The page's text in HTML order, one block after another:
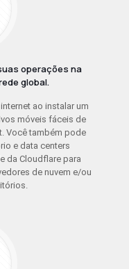
operações na
global.
ao instalar um
móveis fáceis de
Você também pode
e data centers
da Cloudflare para
de nuvem e/ou